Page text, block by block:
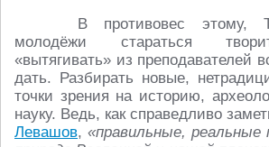
В противовес этому,
молодёжи стараться
«вытягивать» из преподавателей
дать. Разбирать новые,
точки зрения на историю,
науку. Ведь, как справедливо
Левашов, «правильные, реальные